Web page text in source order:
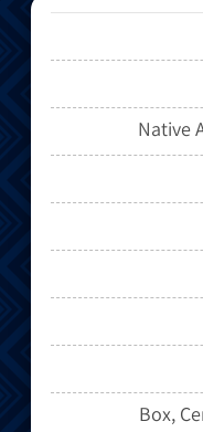
Native
Box,